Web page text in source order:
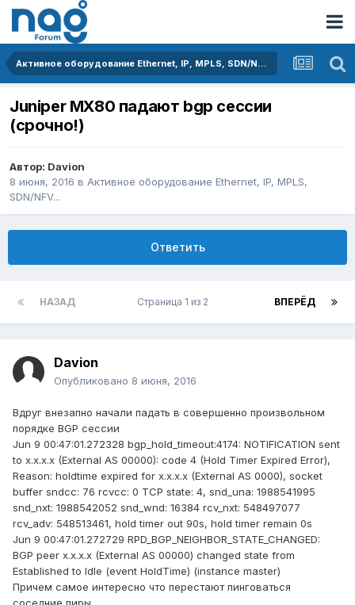
Активное оборудование Ethernet, IP, MPLS, SDN/NFV...
Juniper MX80 падают bgp сессии
(срочно!)
Автор: Davion
8 июня, 2016 в Активное оборудование Ethernet, IP, MPLS,
SDN/NFV...
Ответить
НАЗАД ВПЕРЁД
Страница 1 из 2
Davion
Опубликовано 8 июня, 2016
Вдруг внезапно начали падать в совершенно произвольном
порядке BGP сессии
Jun 9 00:47:01.272328 bgp_hold_timeout:4174: NOTIFICATION sent
to x.x.x.x (External AS 00000): code 4 (Hold Timer Expired Error),
Reason: holdtime expired for x.x.x.x (External AS 0000), socket
buffer sndcc: 76 rcvcc: 0 TCP state: 4, snd_una: 1988541995
snd_nxt: 1988542052 snd_wnd: 16384 rcv_nxt: 548497077
rcv_adv: 548513461, hold timer out 90s, hold timer remain 0s
Jun 9 00:47:01.272729 RPD_BGP_NEIGHBOR_STATE_CHANGED:
BGP peer x.x.x.x (External AS 00000) changed state from
Established to Idle (event HoldTime) (instance master)
Причем самое интересно что перестают пинговаться